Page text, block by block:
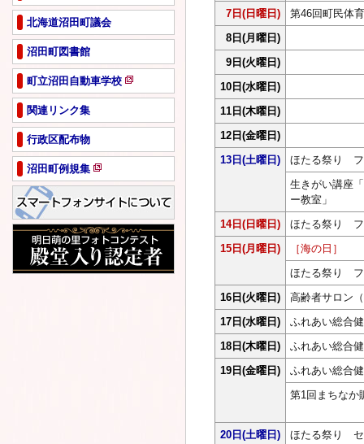
7日 (日曜日)
第46回町民体
8日 (月曜日)
9日 (火曜日)
10日 (水曜日)
11日 (木曜日)
12日 (金曜日)
13日 (土曜日)
ほたる祭り フ
生きがい講座
ー教室」
14日 (日曜日)
ほたる祭り フ
15日 (月曜日)
［海の日］
ほたる祭り フ
16日 (火曜日)
高齢者サロン
17日 (水曜日)
ふれあい総合
18日 (木曜日)
ふれあい総合
19日 (金曜日)
ふれあい総合
第1回まちなか
20日 (土曜日)
ほたる祭り セ
北海道沼田町議会
沼田町図書館
町立沼田自動車学校
新
ペ
ジ
開
き
ま
す
関連リンク集
行政区配布物
沼田町例規集
新
規
ー
ジ
で
開